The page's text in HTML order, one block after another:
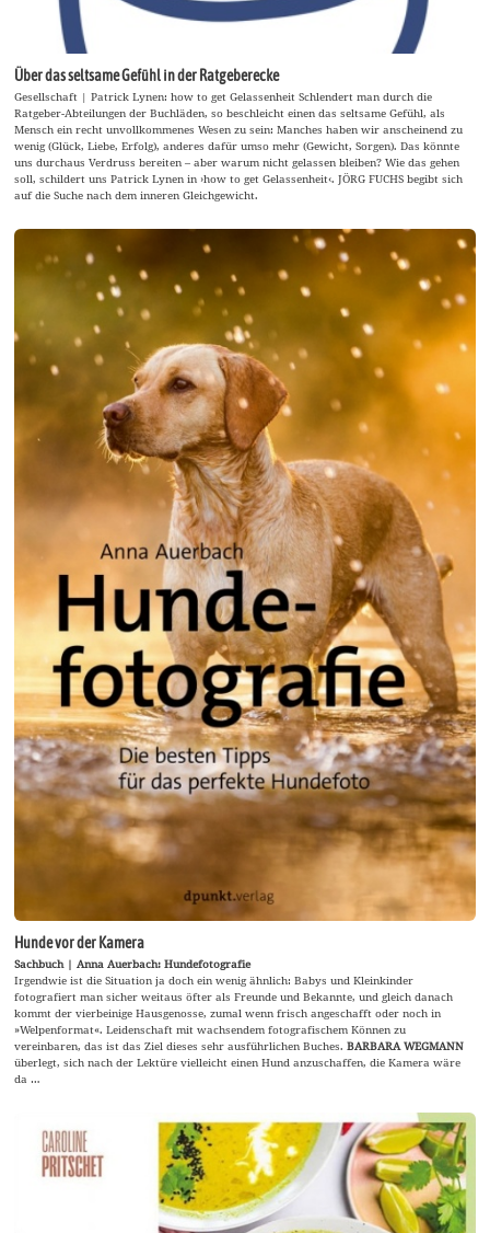
Über das seltsame Gefühl in der Ratgeberecke
Gesellschaft | Patrick Lynen: how to get Gelassenheit Schlendert man durch die
Ratgeber-Abteilungen der Buchläden, so beschleicht einen das seltsame Gefühl, als
Mensch ein recht unvollkommenes Wesen zu sein: Manches haben wir anscheinend zu
wenig (Glück, Liebe, Erfolg), anderes dafür umso mehr (Gewicht, Sorgen). Das könnte
uns durchaus Verdruss bereiten – aber warum nicht gelassen bleiben? Wie das gehen
soll, schildert uns Patrick Lynen in ›how to get Gelassenheit‹. JÖRG FUCHS begibt sich
auf die Suche nach dem inneren Gleichgewicht.
Hunde vor der Kamera
Sachbuch | Anna Auerbach: Hundefotografie
Irgendwie ist die Situation ja doch ein wenig ähnlich: Babys und Kleinkinder
fotografiert man sicher weitaus öfter als Freunde und Bekannte, und gleich danach
kommt der vierbeinige Hausgenosse, zumal wenn frisch angeschafft oder noch in
»Welpenformat«. Leidenschaft mit wachsendem fotografischem Können zu
vereinbaren, das ist das Ziel dieses sehr ausführlichen Buches.BARBARA WEGMANN
überlegt, sich nach der Lektüre vielleicht einen Hund anzuschaffen, die Kamera wäre
da …